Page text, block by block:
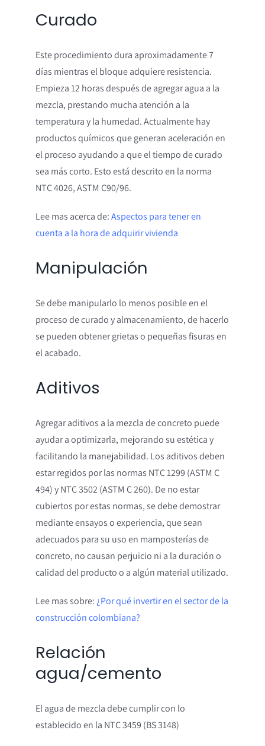
Curado
Este procedimiento dura aproximadamente 7
días mientras el bloque adquiere resistencia.
Empieza 12 horas después de agregar agua a la
mezcla, prestando mucha atención a la
temperatura y la humedad. Actualmente hay
productos químicos que generan aceleración en
el proceso ayudando a que el tiempo de curado
sea más corto. Esto está descrito en la norma
NTC 4026, ASTM C90/96.
Lee mas acerca de:Aspectos para tener en
cuenta a la hora de adquirir vivienda
Manipulación
Se debe manipularlo lo menos posible en el
proceso de curado y almacenamiento, de hacerlo
se pueden obtener grietas o pequeñas fisuras en
el acabado.
Aditivos
Agregar aditivos a la mezcla de concreto puede
ayudar a optimizarla, mejorando su estética y
facilitando la manejabilidad. Los aditivos deben
estar regidos por las normas NTC 1299 (ASTM C
494) y NTC 3502 (ASTM C 260). De no estar
cubiertos por estas normas, se debe demostrar
mediante ensayos o experiencia, que sean
adecuados para su uso en mamposterías de
concreto, no causan perjuicio ni a la duración o
calidad del producto o a algún material utilizado.
Lee mas sobre: ¿Por qué invertir en el sector de la
construcción colombiana?
Relación
agua/cemento
El agua de mezcla debe cumplir con lo
establecido en la NTC 3459 (BS 3148)